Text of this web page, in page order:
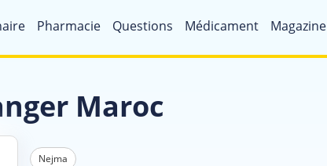
Pharmacie Questions Médicament Magazine
Maroc
Nejma